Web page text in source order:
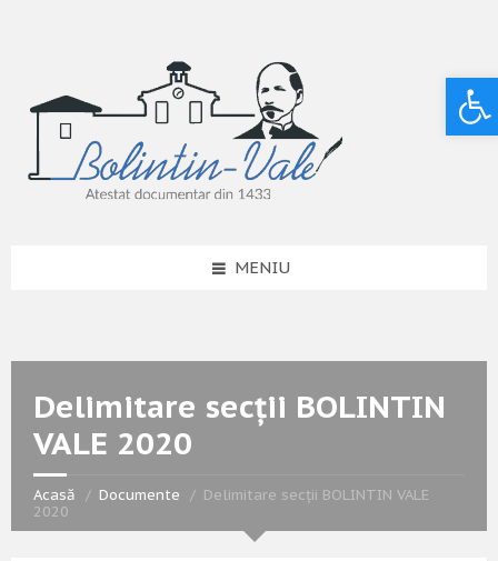
MENIU
Delimitare secții BOLINTIN
VALE 2020
Acasă Documente
Delimitare secții BOLINTIN VALE
2020
Deschide bara de unelte